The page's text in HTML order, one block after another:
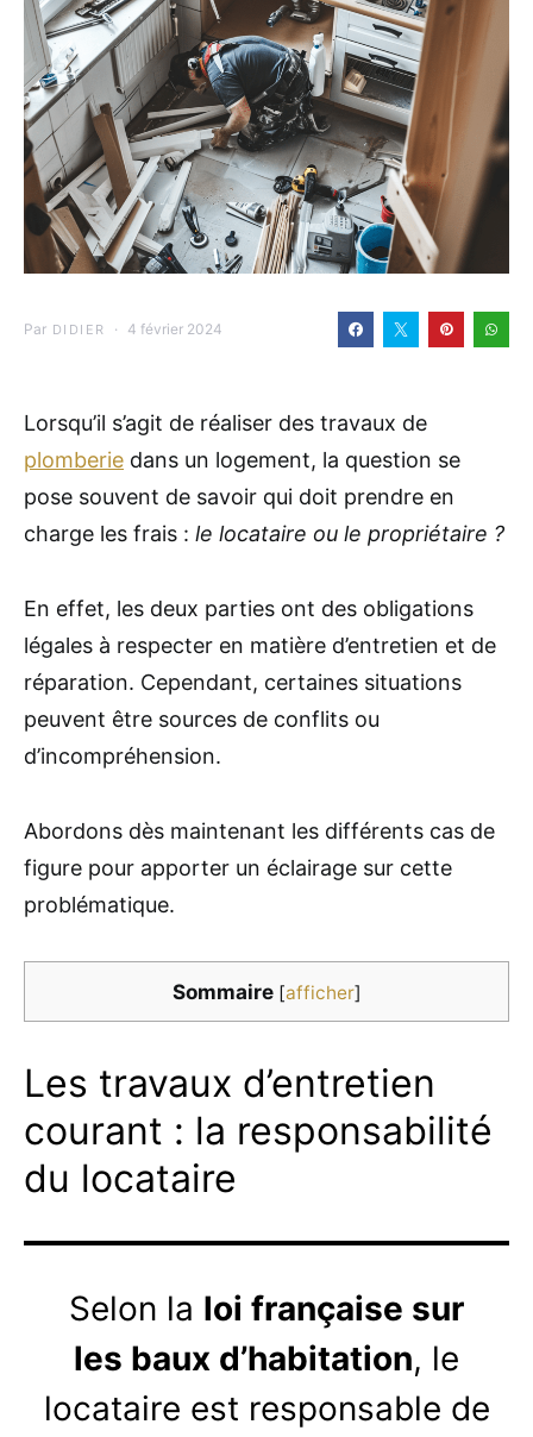
Par DIDIER 4 février 2024
Lorsqu’il s’agit de réaliser des travaux de
plomberie dans un logement, la question se
pose souvent de savoir qui doit prendre en
charge les frais : le locataire ou le propriétaire ?
En effet, les deux parties ont des obligations
légales à respecter en matière d’entretien et de
réparation. Cependant, certaines situations
peuvent être sources de conflits ou
d’incompréhension.
Abordons dès maintenant les différents cas de
figure pour apporter un éclairage sur cette
problématique.
Sommaire [afficher]
Les travaux d’entretien
courant : la responsabilité
du locataire
Selon la loi française sur
les baux d’habitation, le
locataire est responsable de